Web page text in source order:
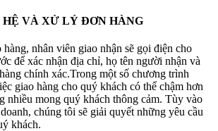
VÀ XỬ LÝ ĐƠN HÀNG
nhân viên giao nhận sẽ gọi điện cho
để xác nhận địa chỉ, họ tên người nhận và
chính xác.Trong một số chương trình
giao hàng cho quý khách có thể chậm hơn
nhiều mong quý khách thông cảm. Tùy vào
chúng tôi sẽ giải quyết những yêu cầu
khách.